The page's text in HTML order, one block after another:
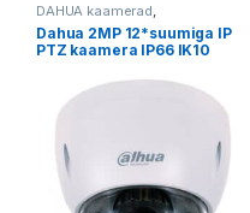
DAHUA kaamerad,
Valvekaamerad,Videovalve
Dahua 2MP 12*suumiga IP
PTZ kaamera IP66 IK10